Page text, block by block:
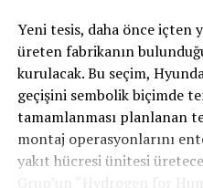
Sport ile Yere
Türkiye’nin otomobili
değerlerine sahip elektrikli
tutunma kabiliyeti çok
olarak bizzat
Sport, performans odaklı
Yeni tesis, daha önce içten
üreten fabrikanın
kurulacak. Bu seçim,
geçişini sembolik biçimde
tamamlanması planlanan
montaj operasyonlarını
yakıt hücresi ünitesi
Grup’un “Hydrogen for